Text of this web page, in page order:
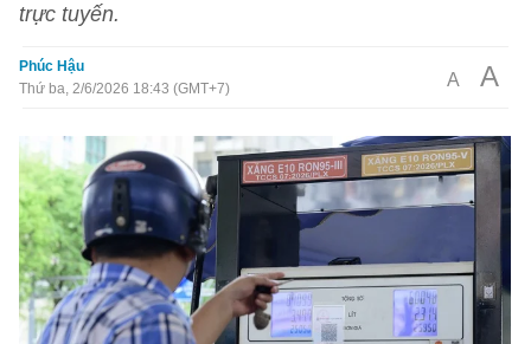
trực tuyến.
Phúc Hậu
Thứ ba, 2/6/2026 18:43 (GMT+7)
A A